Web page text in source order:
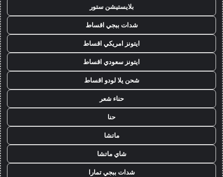
بلايستيشن ستور
شدات ببجي اقساط
ايتونز امريكي اقساط
ايتونز سعودي اقساط
شحن يلا لودو اقساط
حناء شعر
حنا
ماتشا
شاي ماتشا
شدات ببجي تمارا